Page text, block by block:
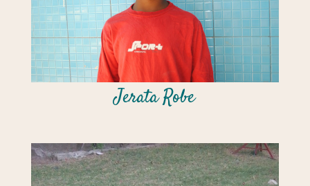
Jerata Robe